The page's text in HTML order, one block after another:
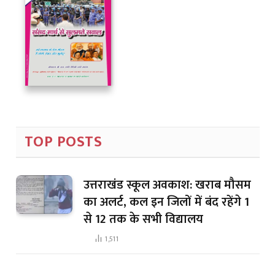
TOP POSTS
उत्तराखंड स्कूल अवकाश: खराब मौसम
का अलर्ट, कल इन जिलों में बंद रहेंगे 1
से 12 तक के सभी विद्यालय
1,511